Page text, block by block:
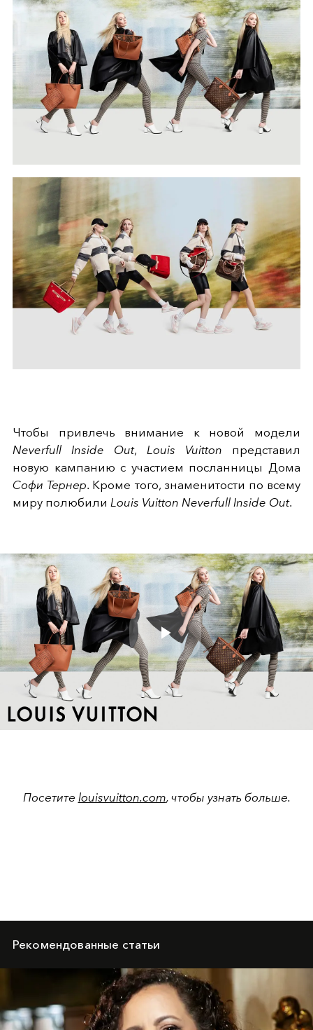
Чтобы привлечь внимание к новой модели
Neverfull Inside Out, Louis Vuitton представил
новую кампанию с участием посланницы Дома
Софи Тернер. Кроме того, знаменитости по всему
миру полюбили Louis Vuitton Neverfull Inside Out.
Play
Посетите louisvuitton.com, чтобы узнать больше.
Рекомендованные статьи